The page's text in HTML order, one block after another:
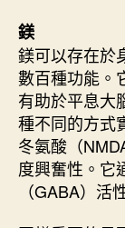
鎂
鎂可以存在於
數百種功能。
有助於平息大
種不同的方式
冬氨酸（
度興奮性。它
（GABA）活